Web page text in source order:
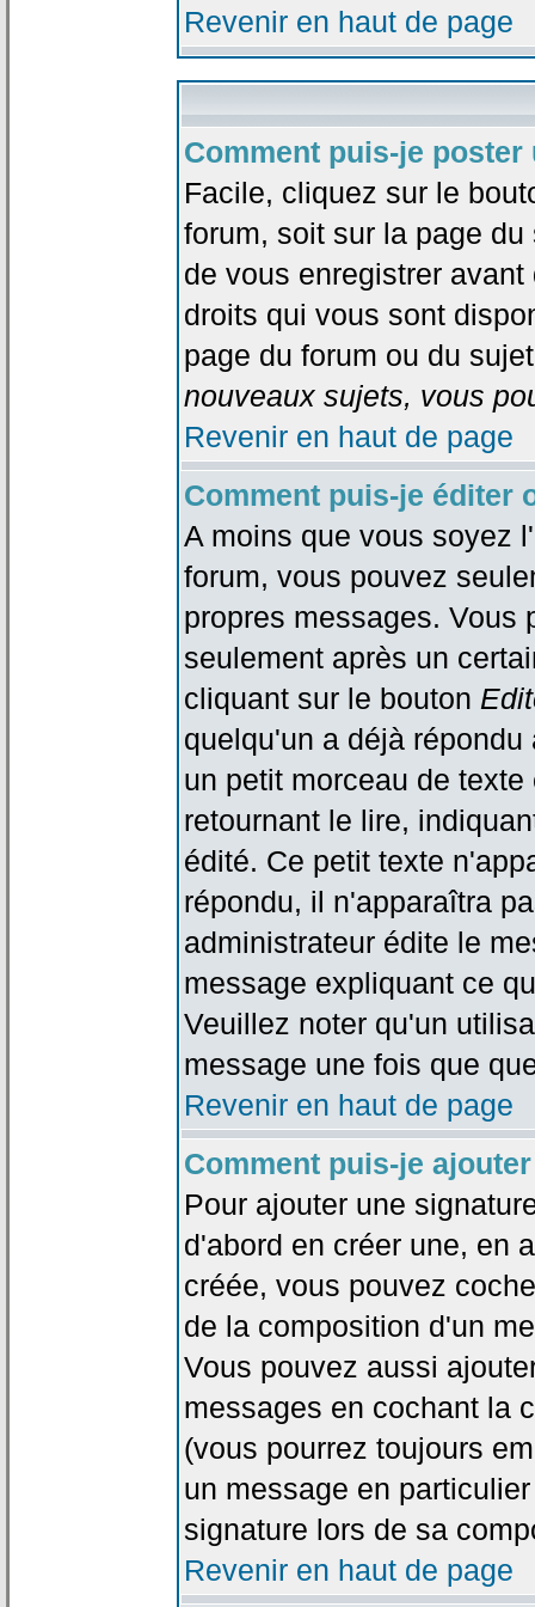
Revenir en haut de page
Comment puis-je
Facile, cliquez sur le
forum, soit sur la page
de vous enregistrer
droits qui vous sont
page du forum ou du
nouveaux sujets, vous
Revenir en haut de page
Comment puis-je éditer
A moins que vous soyez
forum, vous pouvez
propres messages. Vous
seulement après un
cliquant sur le bouton
quelqu'un a déjà
un petit morceau de
retournant le lire,
édité. Ce petit texte
répondu, il n'apparaîtra
administrateur édite le
message expliquant ce
Veuillez noter qu'un
message une fois que
Revenir en haut de page
Comment puis-je
Pour ajouter une
d'abord en créer une, en
créée, vous pouvez
de la composition d'un
Vous pouvez aussi
messages en cochant la
(vous pourrez toujours
un message en
signature lors de sa
Revenir en haut de page